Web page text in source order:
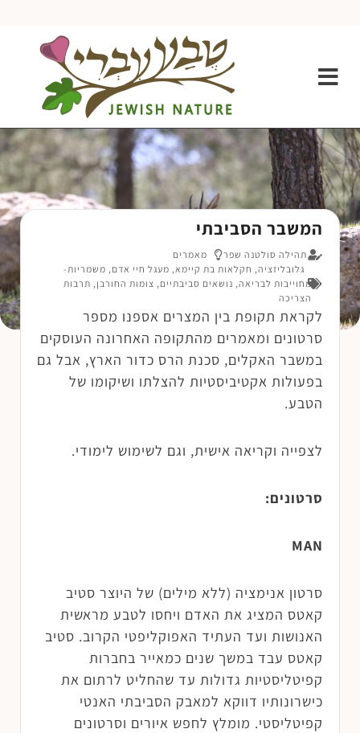
המשבר הסביבתי
תהילה סולטנה שפר
מאמרים
גלובליזציה, חקלאות בת קיימא, מעגל חיי אדם, משמריות-
מחוייבות לבריאה, נושאים סביבתיים, צומות החורבן, תרבות
הצריכה
לקראת תקופת בין המצרים אספנו מספר
סרטונים ומאמרים מהתקופה האחרונה העוסקים
במשבר האקלים, סכנת הרס כדור הארץ, אבל גם
בפעולות אקטיביסטיות להצלתו ושיקומו של
הטבע.
לצפייה וקריאה אישית, וגם לשימוש לימודי.
סרטונים:
MAN
סרטון אנימציה (ללא מילים) של היוצר סטיב
קאטס המציג את האדם ויחסו לטבע מראשית
האנושות ועד העתיד האפוקליפטי הקרוב. סטיב
קאטס עבד במשך שנים כמאייר בחברות
קפיטליסטיות גדולות עד שהחליט לרתום את
כישרונותיו דווקא למאבק הסביבתי האנטי
קפיטליסטי. מומלץ לחפש איורים וסרטונים